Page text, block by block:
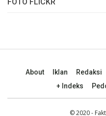
About Iklan Redaksi
+ Indeks
© 2020 -